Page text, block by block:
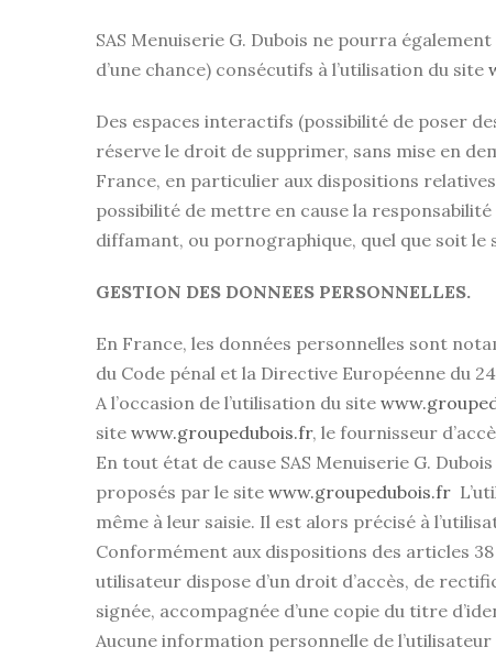
SAS Menuiserie G. Dubois ne pourra
d’une chance) consécutifs à l’utilisation du site
Des espaces interactifs (possibilité de poser
réserve le droit de supprimer, sans mise en
France, en particulier aux dispositions
possibilité de mettre en cause la
diffamant, ou pornographique, quel que soit
GESTION DES DONNEES PERSONNELLES.
En France, les données personnelles sont
du Code pénal et la Directive Européenne du
A l’occasion de l’utilisation du site
site www.groupedubois.fr, le fournisseur
En tout état de cause SAS Menuiserie G.
proposés par le site www.groupedubois.fr
même à leur saisie. Il est alors précisé à
Conformément aux dispositions des articles
utilisateur dispose d’un droit d’accès, de
signée, accompagnée d’une copie du titre
Aucune information personnelle de l’utilisateur